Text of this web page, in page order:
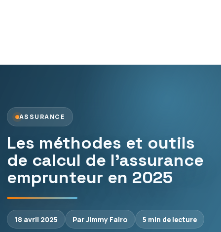
ASSURANCE
Les méthodes et outils
de calcul de l’assurance
emprunteur en 2025
18 avril 2025 Par Jimmy Falro 5 min de lecture